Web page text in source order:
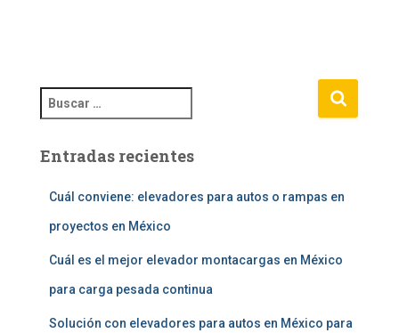
u
c
Entradas recientes
Cuál conviene: elevadores para autos o rampas en
proyectos en México
Cuál es el mejor elevador montacargas en México
para carga pesada continua
Solución con elevadores para autos en México para